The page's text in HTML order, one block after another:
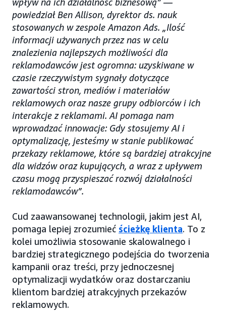
powiedział Ben Allison, dyrektor ds. nauk
stosowanych w zespole Amazon Ads. „Ilość
informacji używanych przez nas w celu
znalezienia najlepszych możliwości dla
reklamodawców jest ogromna: uzyskiwane w
czasie rzeczywistym sygnały dotyczące
zawartości stron, mediów i materiałów
reklamowych oraz nasze grupy odbiorców i ich
interakcje z reklamami. AI pomaga nam
wprowadzać innowacje: Gdy stosujemy AI i
optymalizację, jesteśmy w stanie publikować
przekazy reklamowe, które są bardziej atrakcyjne
dla widzów oraz kupujących, a wraz z upływem
czasu mogą przyspieszać rozwój działalności
reklamodawców”.
Cud zaawansowanej technologii, jakim jest AI,
pomaga lepiej zrozumieć ścieżkę klienta. To z
kolei umożliwia stosowanie skalowalnego i
bardziej strategicznego podejścia do tworzenia
kampanii oraz treści, przy jednoczesnej
optymalizacji wydatków oraz dostarczaniu
klientom bardziej atrakcyjnych przekazów
reklamowych.